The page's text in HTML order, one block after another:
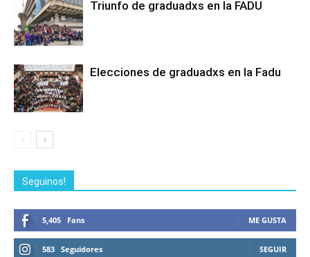
Triunfo de graduadxs en la FADU
Elecciones de graduadxs en la Fadu
Seguinos!
5,405 Fans ME GUSTA
583 Seguidores SEGUIR